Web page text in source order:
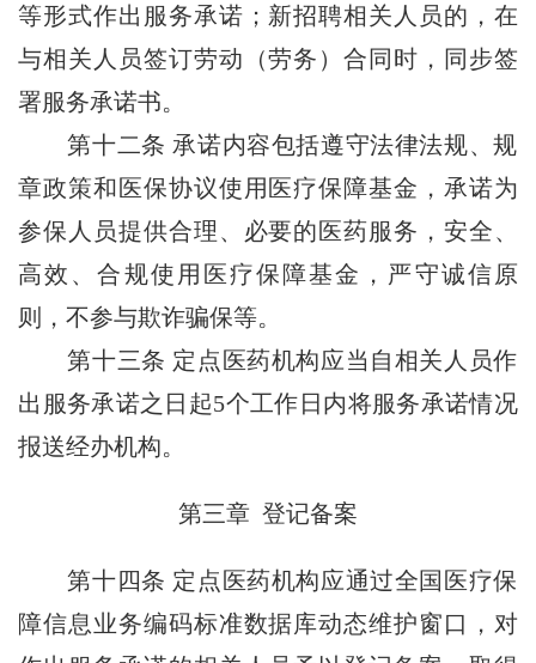
等形式作出服务承诺；新招聘相关人员的，在
与相关人员签订劳动（劳务）合同时，同步签
署服务承诺书。
第十二条 承诺内容包括遵守法律法规、规
章政策和医保协议使用医疗保障基金，承诺为
参保人员提供合理、必要的医药服务，安全、
高效、合规使用医疗保障基金，严守诚信原
则，不参与欺诈骗保等。
第十三条 定点医药机构应当自相关人员作
出服务承诺之日起5个工作日内将服务承诺情况
报送经办机构。
第三章 登记备案
第十四条 定点医药机构应通过全国医疗保
障信息业务编码标准数据库动态维护窗口，对